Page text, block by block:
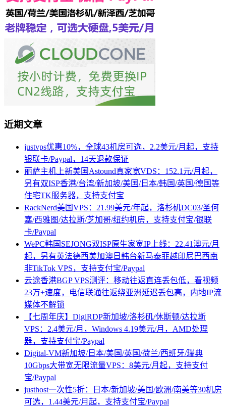
近期文章
justvps优惠10%，全球43机房可选，2.2美元/月起，支持
银联卡/Paypal，14天退款保证
丽萨主机上新美国Astound真家宽VDS：152.1元/月起，
另有双ISP香港/台湾/新加坡/美国/日本/韩国/英国/德国等
住宅TK服务器，支持支付宝
RackNerd美国VPS：21.99美元/年起，洛杉矶DC03/圣何
塞/西雅图/达拉斯/芝加哥/纽约机房，支持支付宝/银联
卡/Paypal
WePC韩国SEJONG双ISP原生家宽IP上线：22.41澳元/月
起，另有英法德西美加澳日韩台新马泰菲越印尼巴西南
非TikTok VPS，支持支付宝/Paypal
云途香港BGP VPS测评：移动往返直连丢包低，看视频
23万+速度，电信联通往返绕亚洲延迟丢包高，内地IP流
媒体不解锁
【七周年庆】DigiRDP新加坡/洛杉矶/休斯顿/达拉斯
VPS：2.4美元/月，Windows 4.19美元/月，AMD处理
器，支持支付宝/Paypal
Digital-VM新加坡/日本/美国/英国/荷兰/西班牙/瑞典
10Gbps大带宽无限流量VPS：8美元/月起，支持支付
宝/Paypal
justhost一次性5折：日本/新加坡/美国/欧洲/南美等30机房
可选，1.44美元/月起，支持支付宝/Paypal